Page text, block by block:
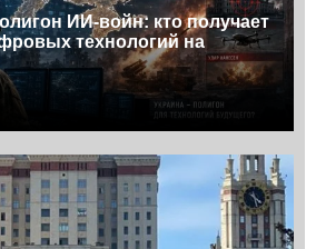
ИИ-войн: кто получает
технологий на